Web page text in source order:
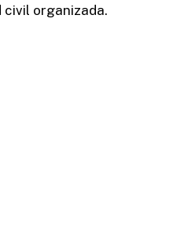
civil organizada.